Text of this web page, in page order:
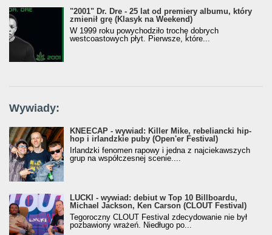
"2001" Dr. Dre - 25 lat od premiery albumu, który
zmienił grę (Klasyk na Weekend)
W 1999 roku powychodziło trochę dobrych
westcoastowych płyt. Pierwsze, które...
Wywiady:
KNEECAP - wywiad: Killer Mike, rebeliancki hip-
hop i irlandzkie puby (Open'er Festival)
Irlandzki fenomen rapowy i jedna z najciekawszych
grup na współczesnej scenie....
LUCKI - wywiad: debiut w Top 10 Billboardu,
Michael Jackson, Ken Carson (CLOUT Festival)
Tegoroczny CLOUT Festival zdecydowanie nie był
pozbawiony wrażeń. Niedługo po...